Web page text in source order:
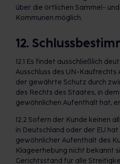
über die örtlichen Sammel-
Kommunen möglich.
12.
12.1 Es findet ausschließlich
Ausschluss des UN-Kaufrechts
der gewährte Schutz durch
des Rechts des Staates, in
gewöhnlichen Aufenthalt hat,
12.2 Sofern der Kunde keinen
in Deutschland oder der EU
gewöhnlicher Aufenthalt des
Klageerhebung nicht bekannt
Gerichtsstand für alle